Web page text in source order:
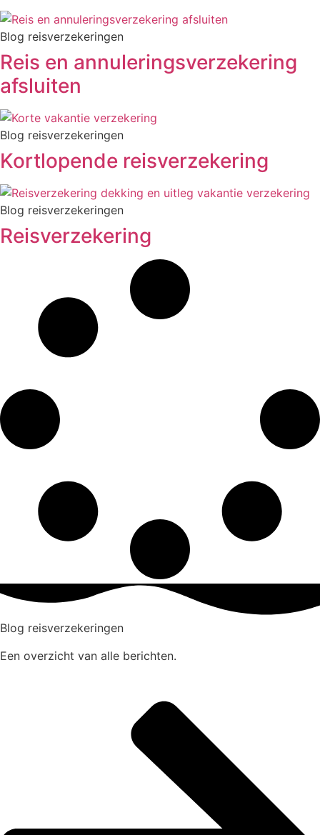
Blog reisverzekeringen
Reis en annuleringsverzekering
afsluiten
Blog reisverzekeringen
Kortlopende reisverzekering
Blog reisverzekeringen
Reisverzekering
Blog reisverzekeringen
Een overzicht van alle berichten.